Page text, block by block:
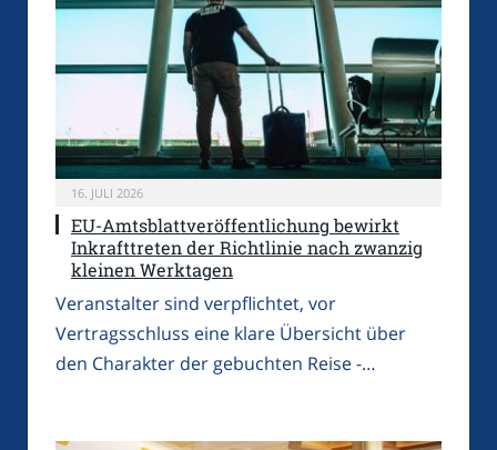
16. JULI 2026
EU-Amtsblattveröffentlichung bewirkt
Inkrafttreten der Richtlinie nach zwanzig
kleinen Werktagen
Veranstalter sind verpflichtet, vor
Vertragsschluss eine klare Übersicht über
den Charakter der gebuchten Reise -…